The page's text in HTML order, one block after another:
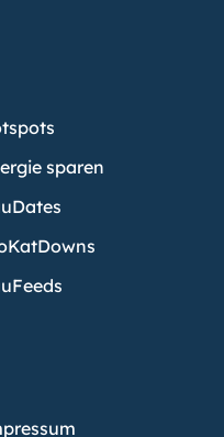
sparen